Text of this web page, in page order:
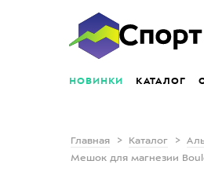
НОВИНКИ КАТАЛОГ
Главная Каталог
Мешок для магнезии